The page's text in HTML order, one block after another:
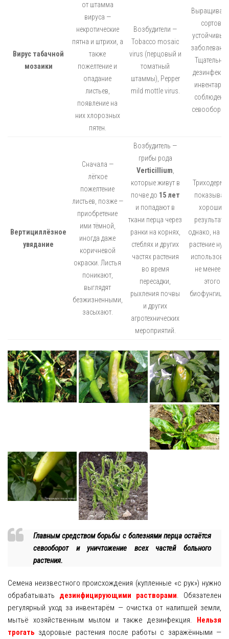
Вирус табачной
мозаики
от штамма
вируса —
некротические
пятна и штрихи, а
также
пожелтение и
опадание
листьев,
появление на
них хлорозных
пятен.
Возбудители —
Tobacco mosaic
virus (перцовый и
томатный
штаммы), Pepper
mild mottle virus.
сортов,
устойчивых
Тщательная
инвентаря
Вертициллёзное
увядание
Сначала —
лёгкое
пожелтение
листьев, позже —
приобретение
ими тёмной,
иногда даже
коричневой
окраски. Листья
поникают,
выглядят
безжизненными,
засыхают.
Возбудитель —
грибы рода
Verticillium
которые живут в
почве до 15 лет
и попадают в
ткани перца через
ранки на корнях,
стеблях и других
частях растения
во время
пересадки,
рыхления почвы
и других
агротехнических
мероприятий.
показывает
хорошие
результаты,
однако, на
растение
не менее 2 г
этого
Главным средством борьбы с болезнями перца остаётся
севооборот и уничтожение всех частей больного
растения.
Семена неизвестного происхождения (купленные «с рук») нужно
обрабатывать дезинфицирующими растворами. Обязателен
регулярный уход за инвентарём — очистка от налипшей земли,
мытьё хозяйственным мылом и также дезинфекция. Нельзя
трогать здоровые растения после работы с заражёнными —